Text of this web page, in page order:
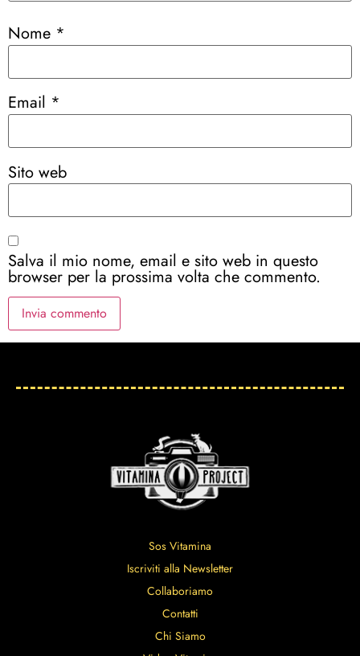
Nome *
Email *
Sito web
Salva il mio nome, email e sito web in questo
browser per la prossima volta che commento.
Sos Vitamina
Iscriviti alla Newsletter
Collaboriamo
Contatti
Chi Siamo